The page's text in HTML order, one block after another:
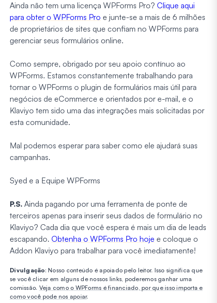
Ainda não tem uma licença WPForms Pro? Clique aqui
para obter o WPForms Pro e junte-se a mais de 6 milhões
de proprietários de sites que confiam no WPForms para
gerenciar seus formulários online.
Como sempre, obrigado por seu apoio contínuo ao
WPForms. Estamos constantemente trabalhando para
tornar o WPForms o plugin de formulários mais útil para
negócios de eCommerce e orientados por e-mail, e o
Klaviyo tem sido uma das integrações mais solicitadas por
esta comunidade.
Mal podemos esperar para saber como ele ajudará suas
campanhas.
Syed e a Equipe WPForms
P.S. Ainda pagando por uma ferramenta de ponte de
terceiros apenas para inserir seus dados de formulário no
Klaviyo? Cada dia que você espera é mais um dia de leads
escapando. Obtenha o WPForms Pro hoje e coloque o
Addon Klaviyo para trabalhar para você imediatamente!
Divulgação: Nosso conteúdo é apoiado pelo leitor. Isso significa que
se você clicar em alguns de nossos links, poderemos ganhar uma
comissão. Veja como o WPForms é financiado, por que isso importa e
como você pode nos apoiar.